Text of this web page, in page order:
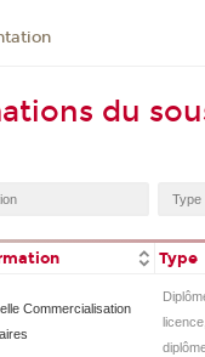
du
Type
Commercialisation